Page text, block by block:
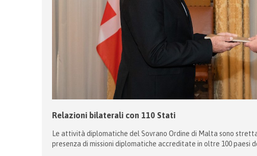
Relazioni bilaterali con 110 Stati
Le attività diplomatiche del Sovrano Ordine di Malta sono
presenza di missioni diplomatiche accreditate in oltre 100 paesi